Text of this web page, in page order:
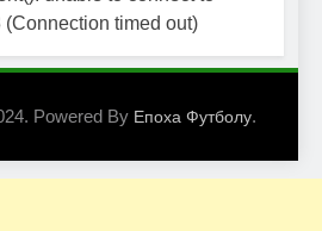
timed out)
Powered By Епоха Футболу.